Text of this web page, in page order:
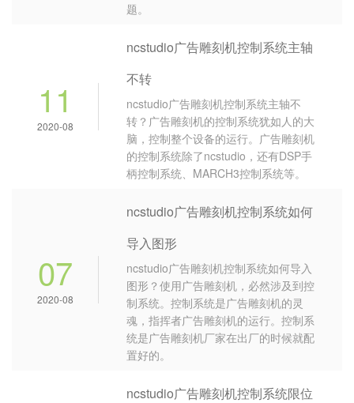
题。
11
2020-08
ncstudio广告雕刻机控制系统主轴
不转
ncstudio广告雕刻机控制系统主轴不
转？广告雕刻机的控制系统犹如人的大
脑，控制整个设备的运行。广告雕刻机
的控制系统除了ncstudio，还有DSP手
柄控制系统、MARCH3控制系统等。
07
2020-08
ncstudio广告雕刻机控制系统如何
导入图形
ncstudio广告雕刻机控制系统如何导入
图形？使用广告雕刻机，必然涉及到控
制系统。控制系统是广告雕刻机的灵
魂，指挥者广告雕刻机的运行。控制系
统是广告雕刻机厂家在出厂的时候就配
置好的。
ncstudio广告雕刻机控制系统限位